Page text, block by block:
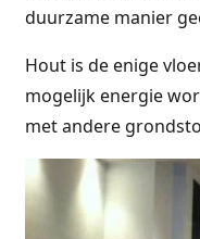
duurzame manier
Hout is de enige
mogelijk energie
met andere